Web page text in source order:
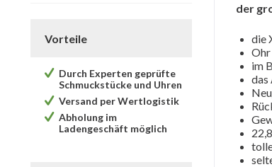
Vorteile
Durch Experten geprüfte
Schmuckstücke und Uhren
Versand per Wertlogistik
Abholung im
Ladengeschäft möglich
der
die
im
das